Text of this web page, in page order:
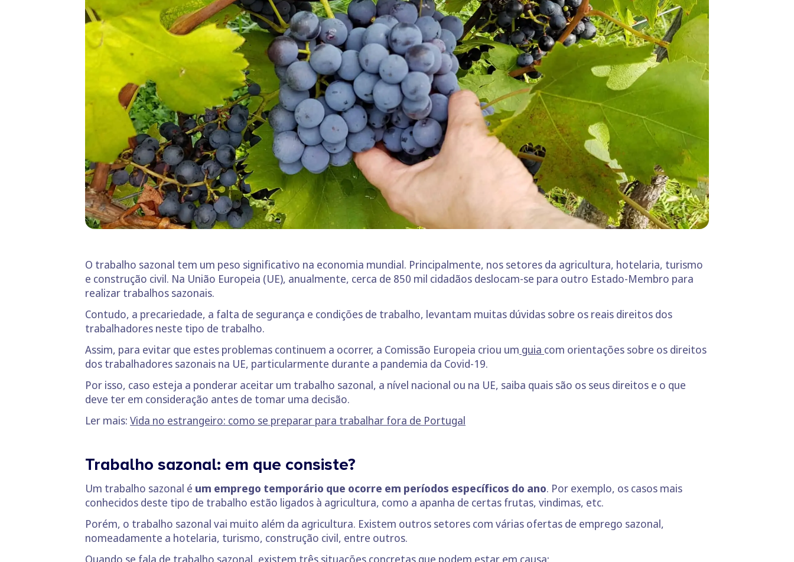
O trabalho sazonal tem um peso significativo na economia mundial. Principalmente, nos setores da agricultura, hotelaria, turismo
e construção civil. Na União Europeia (UE), anualmente, cerca de 850 mil cidadãos deslocam-se para outro Estado-Membro para
realizar trabalhos sazonais.
Contudo, a precariedade, a falta de segurança e condições de trabalho, levantam muitas dúvidas sobre os reais direitos dos
trabalhadores neste tipo de trabalho.
Assim, para evitar que estes problemas continuem a ocorrer, a Comissão Europeia criou um guia com orientações sobre os direitos
dos trabalhadores sazonais na UE, particularmente durante a pandemia da Covid-19.
Por isso, caso esteja a ponderar aceitar um trabalho sazonal, a nível nacional ou na UE, saiba quais são os seus direitos e o que
deve ter em consideração antes de tomar uma decisão.
Ler mais: Vida no estrangeiro: como se preparar para trabalhar fora de Portugal
Trabalho sazonal: em que consiste?
Um trabalho sazonal é um emprego temporário que ocorre em períodos específicos do ano. Por exemplo, os casos mais
conhecidos deste tipo de trabalho estão ligados à agricultura, como a apanha de certas frutas, vindimas, etc.
Porém, o trabalho sazonal vai muito além da agricultura. Existem outros setores com várias ofertas de emprego sazonal,
nomeadamente a hotelaria, turismo, construção civil, entre outros.
Quando se fala de trabalho sazonal, existem três situações concretas que podem estar em causa: